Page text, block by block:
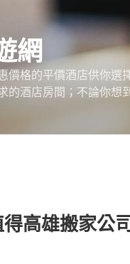
網
價格的平價酒店供你
的酒店房間；不論你想
高雄搬家公